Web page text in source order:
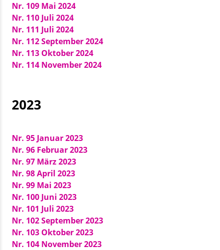
Nr. 109 Mai 2024
Nr. 110 Juli 2024
Nr. 111 Juli 2024
Nr. 112 September 2024
Nr. 113 Oktober 2024
Nr. 114 November 2024
2023
Nr. 95 Januar 2023
Nr. 96 Februar 2023
Nr. 97 März 2023
Nr. 98 April 2023
Nr. 99 Mai 2023
Nr. 100 Juni 2023
Nr. 101 Juli 2023
Nr. 102 September 2023
Nr. 103 Oktober 2023
Nr. 104 November 2023